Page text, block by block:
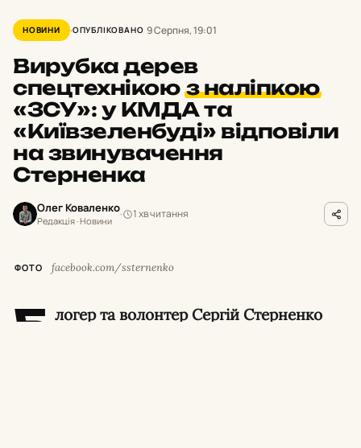
НОВИНИ ОПУБЛІКОВАНО 9 Серпня, 19:01
Вирубка дерев
спецтехнікою з наліпкою
«ЗСУ»: у КМДА та
«Київзеленбуді» відповіли
на звинувачення
Стерненка
Олег Коваленко
Редакція · Новини
1 хв читання
ФОТО facebook.com/ssternenko
Б логер та волонтер Сергій Стерненко